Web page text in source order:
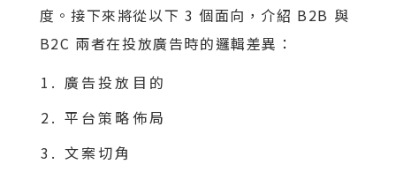
度。接下來將從以下 3 個面向，介紹 B2B 與
B2C 兩者在投放廣告時的邏輯差異：
廣告投放目的
平台策略佈局
文案切角